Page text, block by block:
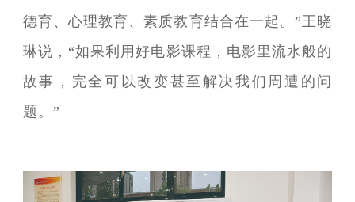
德育、心理教育、素质教育结合在一起。”王晓
琳说，“如果利用好电影课程，电影里流水般的
故事，完全可以改变甚至解决我们周遭的问
题。”